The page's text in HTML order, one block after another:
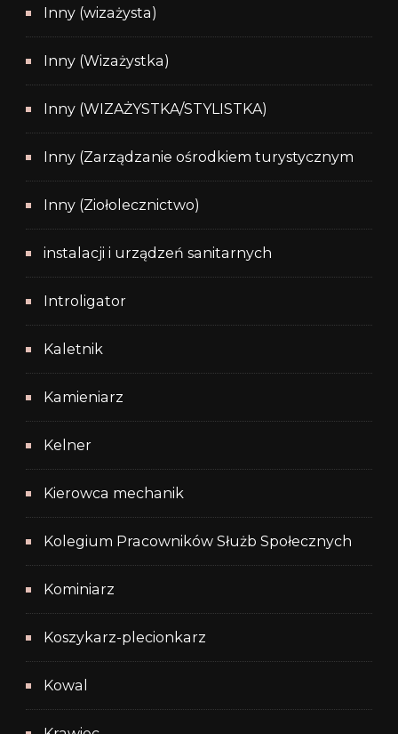
Inny (wizażysta)
Inny (Wizażystka)
Inny (WIZAŻYSTKA/STYLISTKA)
Inny (Zarządzanie ośrodkiem turystycznym
Inny (Ziołolecznictwo)
instalacji i urządzeń sanitarnych
Introligator
Kaletnik
Kamieniarz
Kelner
Kierowca mechanik
Kolegium Pracowników Służb Społecznych
Kominiarz
Koszykarz-plecionkarz
Kowal